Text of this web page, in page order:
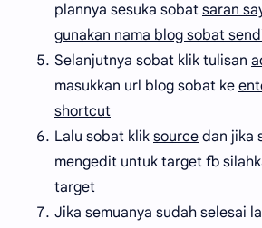
plannya sesuka sobat saran
gunakan nama blog sobat
Selanjutnya sobat klik tulisan
masukkan url blog sobat ke
shortcut
Lalu sobat klik source dan jika
mengedit untuk target fb
target
Jika semuanya sudah selesai